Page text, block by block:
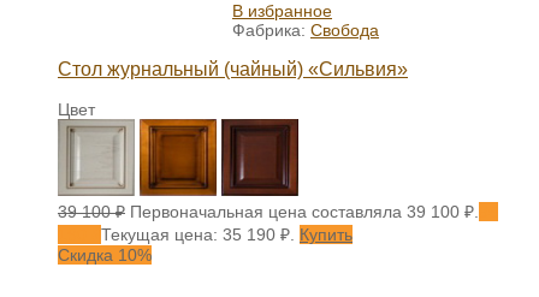
В избранное
Фабрика: Свобода
Стол журнальный (чайный) «Сильвия»
Цвет
39 100₽ Первоначальная цена составляла 39 100 ₽.
Текущая цена: 35 190 ₽. Купить
Скидка 10%